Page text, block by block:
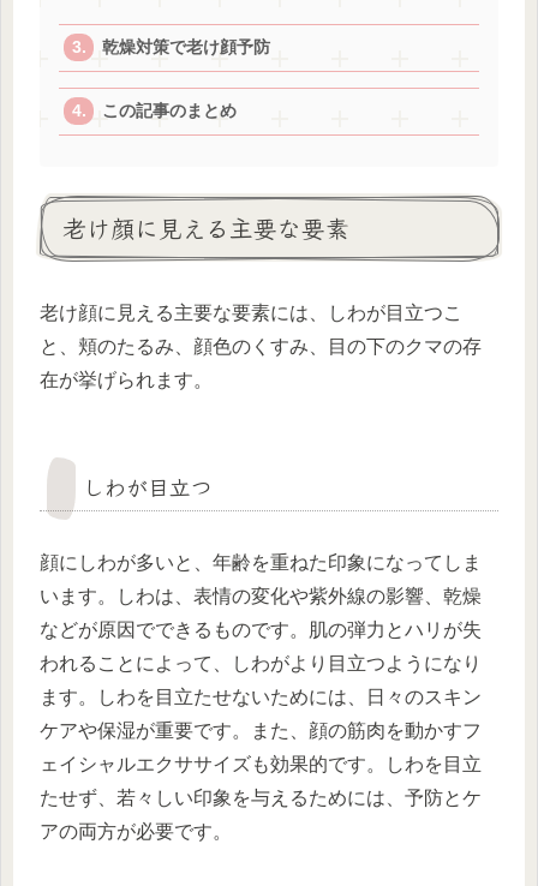
乾燥対策で老け顔予防
この記事のまとめ
老け顔に見える主要な要素
老け顔に見える主要な要素には、しわが目立つこ
と、頬のたるみ、顔色のくすみ、目の下のクマの存
在が挙げられます。
しわが目立つ
顔にしわが多いと、年齢を重ねた印象になってしま
います。しわは、表情の変化や紫外線の影響、乾燥
などが原因でできるものです。肌の弾力とハリが失
われることによって、しわがより目立つようになり
ます。しわを目立たせないためには、日々のスキン
ケアや保湿が重要です。また、顔の筋肉を動かすフ
ェイシャルエクササイズも効果的です。しわを目立
たせず、若々しい印象を与えるためには、予防とケ
アの両方が必要です。